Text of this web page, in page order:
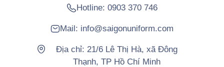
Hotline: 0903 370 746
Mail: info@saigonuniform.com
Địa chỉ: 21/6 Lê Thị Hà, xã Đông
Thạnh, TP Hồ Chí Minh